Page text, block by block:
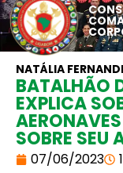
NATÁLIA
BATALHÃO
EXPLICA
SOBRE SEU
07/06/2023